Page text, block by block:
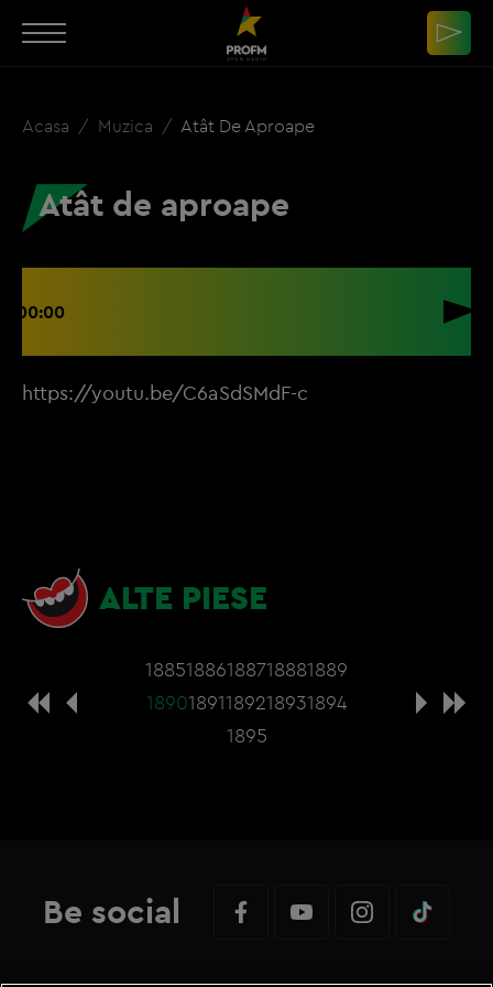
Acasa Muzica Atât De Aproape
Atât de aproape
00:00
https://youtu.be/C6aSdSMdF-c
ALTE PIESE
18851886188718881889
18901891189218931894
1895
Be social